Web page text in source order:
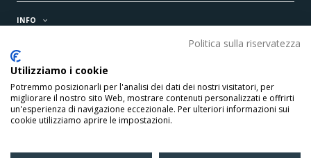
INFO
CONTATTI
Politica sulla riservatezza
Utilizziamo i cookie
Potremmo posizionarli per l'analisi dei dati dei nostri visitatori, per
migliorare il nostro sito Web, mostrare contenuti personalizzati e offrirti
un'esperienza di navigazione eccezionale. Per ulteriori informazioni sui
cookie utilizziamo aprire le impostazioni.